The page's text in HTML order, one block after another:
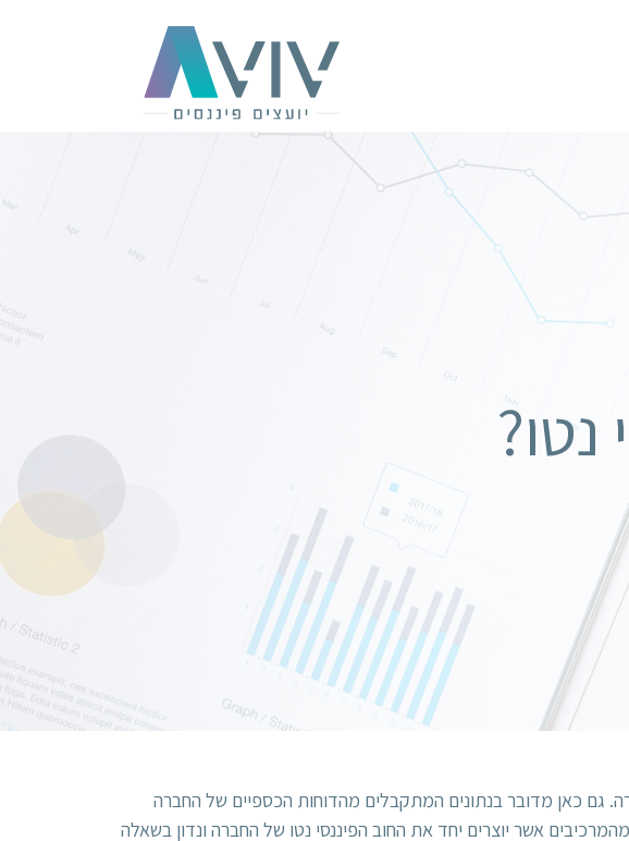
נטו?
גם כאן מדובר בנתונים המתקבלים מהדוחות הכספיים של החברה
אשר יוצרים יחד את החוב הפיננסי נטו של החברה ונדון בשאלה